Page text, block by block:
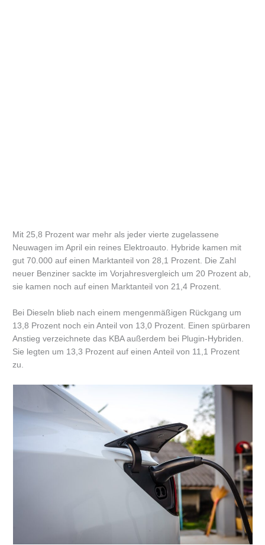
Mit 25,8 Prozent war mehr als jeder vierte zugelassene
Neuwagen im April ein reines Elektroauto. Hybride kamen mit
gut 70.000 auf einen Marktanteil von 28,1 Prozent. Die Zahl
neuer Benziner sackte im Vorjahresvergleich um 20 Prozent ab,
sie kamen noch auf einen Marktanteil von 21,4 Prozent.
Bei Dieseln blieb nach einem mengenmäßigen Rückgang um
13,8 Prozent noch ein Anteil von 13,0 Prozent. Einen spürbaren
Anstieg verzeichnete das KBA außerdem bei Plugin-Hybriden.
Sie legten um 13,3 Prozent auf einen Anteil von 11,1 Prozent
zu.